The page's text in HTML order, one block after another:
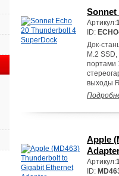
Sonnet
Артикул:
ID:
Док-
M.2
портами
выходы
Apple
Артикул:
ID: